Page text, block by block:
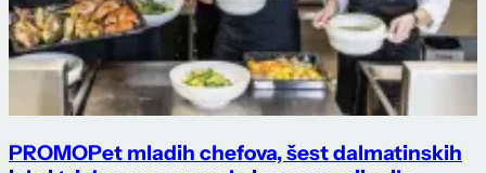
PROMOPet mladih chefova, šest dalmatinskih